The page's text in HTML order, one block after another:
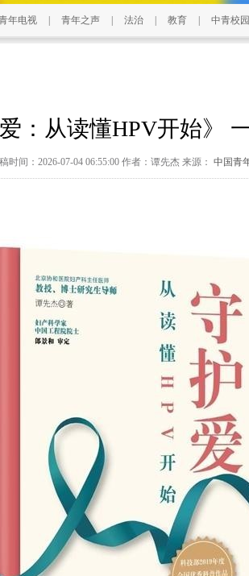
年电视 青年之声 法治 教育 中青校园
：从读懂HPV开始》
时间：2026-07-04 06:55:00 作者：谭先杰 来源： 中国青